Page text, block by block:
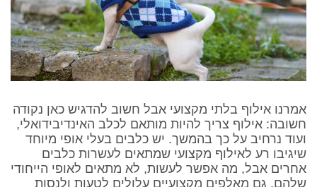
אמרנו אילוף בלתי מקצועי אבל חשוב להדגיש כאן נקודה
חשובה: אילוף צריך להיות מותאם לכלב האינדיבידואלי,
ועוד נרחיב על כך בהמשך. יש כלבים בעלי אופי מיוחד
שיגיבו רע לאילוף מקצועי שמתאים לעשרות כלבים
אחרים אבל, מה אפשר לעשות, לא מתאים לאופי הייחודי
שלהם. גם מאלפים מקצועיים עלולים לטעות ולנסות